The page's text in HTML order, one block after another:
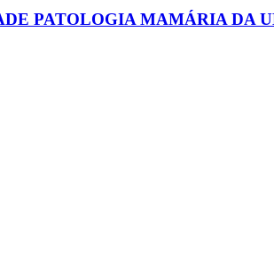
PATOLOGIA MAMÁRIA DA